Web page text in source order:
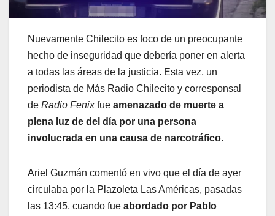
Nuevamente Chilecito es foco de un preocupante
hecho de inseguridad que debería poner en alerta
a todas las áreas de la justicia. Esta vez, un
periodista de Más Radio Chilecito y corresponsal
de Radio Fenixfue amenazado de muerte a
plena luz de del día por una persona
involucrada en una causa de narcotráfico.
Ariel Guzmán comentó en vivo que el día de ayer
circulaba por la Plazoleta Las Américas, pasadas
las 13:45, cuando fue abordado por Pablo